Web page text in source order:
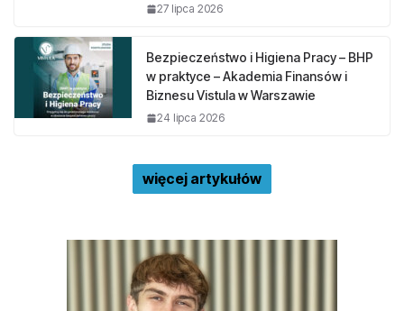
27 lipca 2026
Bezpieczeństwo i Higiena Pracy – BHP
w praktyce – Akademia Finansów i
Biznesu Vistula w Warszawie
24 lipca 2026
więcej artykułów